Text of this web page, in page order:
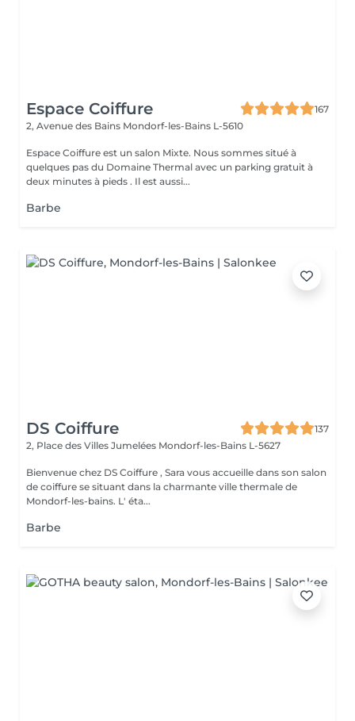
Espace Coiffure
167
2, Avenue des Bains Mondorf-les-Bains L-5610
Espace Coiffure est un salon Mixte. Nous sommes situé à
quelques pas du Domaine Thermal avec un parking gratuit à
deux minutes à pieds . Il est aussi...
Barbe
DS Coiffure
137
2, Place des Villes Jumelées Mondorf-les-Bains L-5627
Bienvenue chez DS Coiffure , Sara vous accueille dans son salon
de coiffure se situant dans la charmante ville thermale de
Mondorf-les-bains. L' éta...
Barbe